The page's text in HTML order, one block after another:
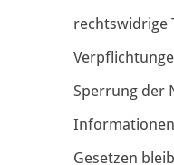
rechtswidrige
Sperrung der
Gesetzen